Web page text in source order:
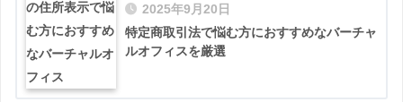
2025年9月20日
特定商取引法で悩む方におすすめなバーチャ
ルオフィスを厳選